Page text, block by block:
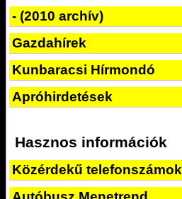
- (2010 archív)
Gazdahírek
Kunbaracsi Hírmondó
Apróhirdetések
Hasznos információk
Közérdekű telefonszámok